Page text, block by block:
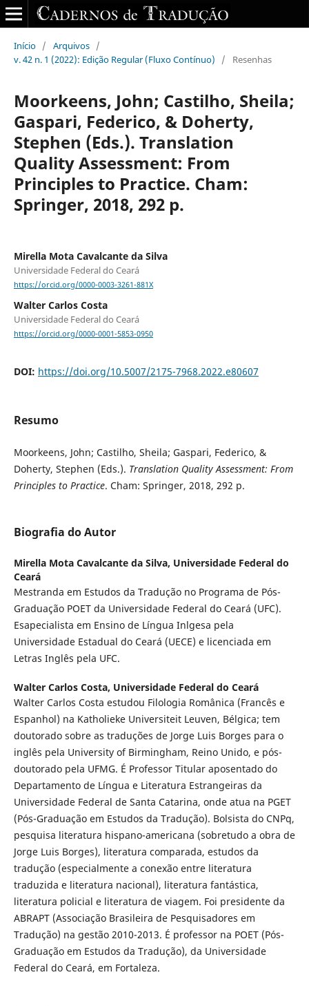
Início / Arquivos /
v. 42 n. 1 (2022): Edição Regular (Fluxo Contínuo)
/ Resenhas
Moorkeens, John; Castilho, Sheila;
Gaspari, Federico, & Doherty,
Stephen (Eds.). Translation
Quality Assessment: From
Principles to Practice. Cham:
Springer, 2018, 292 p.
Mirella Mota Cavalcante da Silva
Universidade Federal do Ceará
https://orcid.org/0000-0003-3261-881X
Walter Carlos Costa
Universidade Federal do Ceará
https://orcid.org/0000-0001-5853-0950
DOI: https://doi.org/10.5007/2175-7968.2022.e80607
Resumo
Moorkeens, John; Castilho, Sheila; Gaspari, Federico, &
Doherty, Stephen (Eds.). Translation Quality Assessment: From
Principles to Practice. Cham: Springer, 2018, 292 p.
Biografia do Autor
Mirella Mota Cavalcante da Silva, Universidade Federal do
Ceará
Mestranda em Estudos da Tradução no Programa de Pós-
Graduação POET da Universidade Federal do Ceará (UFC).
Esapecialista em Ensino de Língua Inlgesa pela
Universidade Estadual do Ceará (UECE) e licenciada em
Letras Inglês pela UFC.
Walter Carlos Costa, Universidade Federal do Ceará
Walter Carlos Costa estudou Filologia Românica (Francês e
Espanhol) na Katholieke Universiteit Leuven, Bélgica; tem
doutorado sobre as traduções de Jorge Luis Borges para o
inglês pela University of Birmingham, Reino Unido, e pós-
doutorado pela UFMG. É Professor Titular aposentado do
Departamento de Língua e Literatura Estrangeiras da
Universidade Federal de Santa Catarina, onde atua na PGET
(Pós-Graduação em Estudos da Tradução). Bolsista do CNPq,
pesquisa literatura hispano-americana (sobretudo a obra de
Jorge Luis Borges), literatura comparada, estudos da
tradução (especialmente a conexão entre literatura
traduzida e literatura nacional), literatura fantástica,
literatura policial e literatura de viagem. Foi presidente da
ABRAPT (Associação Brasileira de Pesquisadores em
Tradução) na gestão 2010-2013. É professor na POET (Pós-
Graduação em Estudos da Tradução), da Universidade
Federal do Ceará, em Fortaleza.